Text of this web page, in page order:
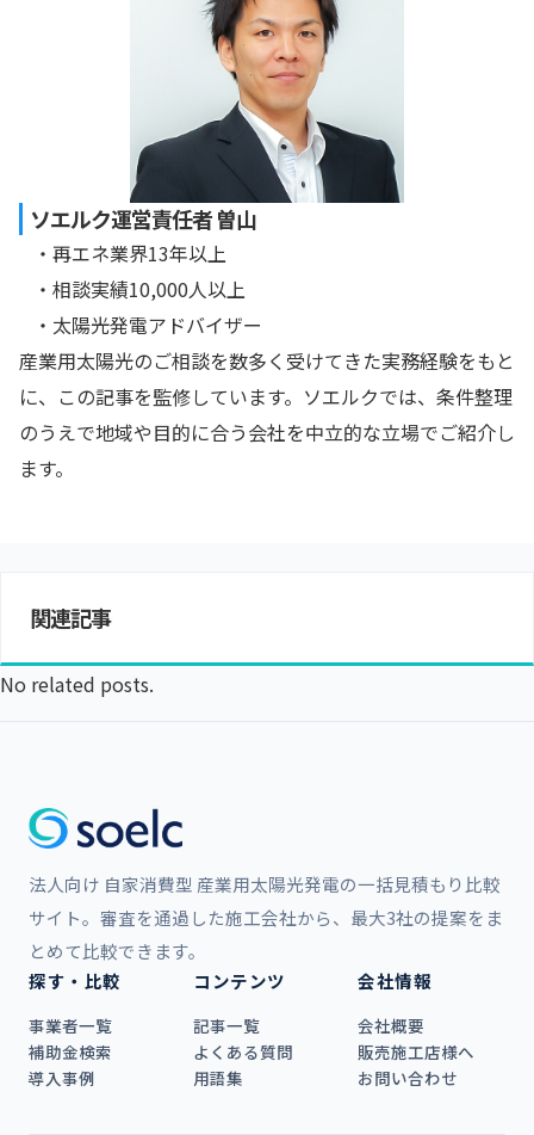
ソエルク運営責任者 曽山
・再エネ業界13年以上
・相談実績10,000人以上
・太陽光発電アドバイザー
産業用太陽光のご相談を数多く受けてきた実務経験をもと
に、この記事を監修しています。ソエルクでは、条件整理
のうえで地域や目的に合う会社を中立的な立場でご紹介し
ます。
関連記事
No related posts.
法人向け 自家消費型 産業用太陽光発電の一括見積もり比較
サイト。審査を通過した施工会社から、最大3社の提案をま
とめて比較できます。
探す・比較
事業者一覧
補助金検索
導入事例
コンテンツ
記事一覧
よくある質問
用語集
会社情報
会社概要
販売施工店様へ
お問い合わせ